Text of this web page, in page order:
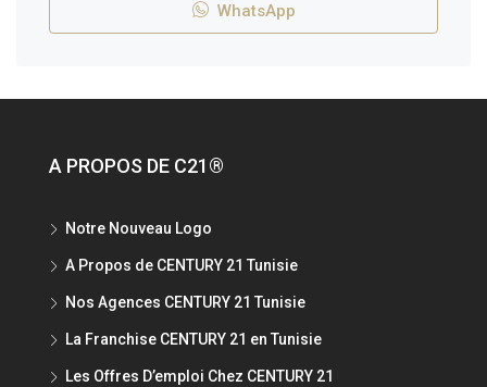
WhatsApp
A PROPOS DE C21®
Notre Nouveau Logo
A Propos de CENTURY 21 Tunisie
Nos Agences CENTURY 21 Tunisie
La Franchise CENTURY 21 en Tunisie
Les Offres D’emploi Chez CENTURY 21